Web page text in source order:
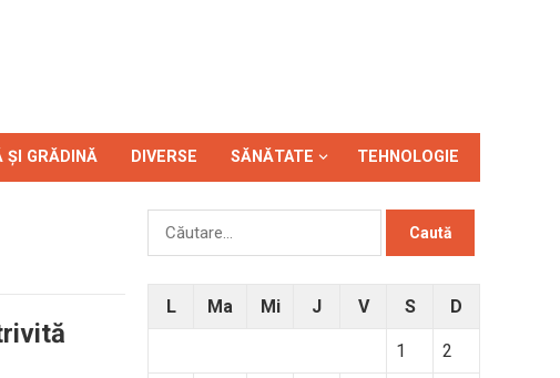
ȘI GRĂDINĂ DIVERSE SĂNĂTATE TEHNOLOGIE
Caută
L Ma Mi J V S D
1 2